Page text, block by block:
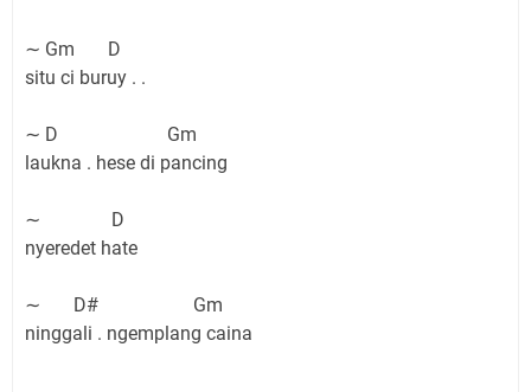
∼ Gm D
situ ci buruy . .
∼ D Gm
laukna . hese di pancing
∼ D
nyeredet hate
∼ D# Gm
ninggali . ngemplang caina